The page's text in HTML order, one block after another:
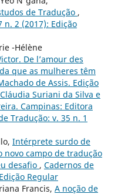
de Tradução ,
n. 2 (2017): Edição
-Hélène
De l’amour des
que as mulheres têm
de Assis. Edição
Suriani da Silva e
Campinas: Editora
Tradução: v. 35 n. 1
Intérprete surdo de
campo de tradução
desafio , Cadernos de
Regular
Francis, A noção de